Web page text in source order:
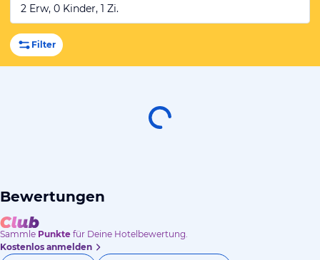
2 Erw, 0 Kinder, 1 Zi.
Filter
Bewertungen
Sammle Punkte für Deine Hotelbewertung.
Kostenlos anmelden